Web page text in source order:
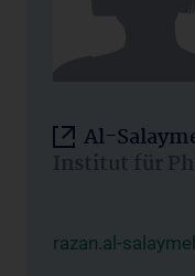
Al-
Institut für
razan.al-